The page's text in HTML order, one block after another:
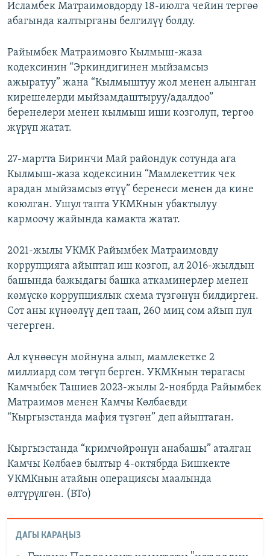
Исламбек Матраимовдорду 18-июлга чейин тергөө
абагында калтырганы белгилүү болду.
Райымбек Матраимовго Кылмыш-жаза
кодексинин “Эркиндигинен мыйзамсыз
ажыратуу” жана “Кылмыштуу жол менен алынган
кирешелерди мыйзамдаштыруу/адалдоо”
беренелери менен кылмыш иши козголуп, тергөө
жүрүп жатат.
27-мартта Биринчи Май райондук сотунда ага
Кылмыш-жаза кодексинин “Мамлекеттик чек
арадан мыйзамсыз өтүү” беренеси менен да кине
коюлган. Ушул тапта УКМКнын убактылуу
кармоочу жайында камакта жатат.
2021-жылы УКМК Райымбек Матраимовду
коррупцияга айыптап иш козгоп, ал 2016-жылдын
башында бажыдагы башка аткаминерлер менен
көмүскө коррупциялык схема түзгөнүн билдирген.
Сот аны күнөөлүү деп таап, 260 миң сом айып пул
чегерген.
Ал күнөөсүн мойнуна алып, мамлекетке 2
миллиард сом төгүп берген. УКМКнын төрагасы
Камчыбек Ташиев 2023-жылы 2-ноябрда Райымбек
Матраимов менен Камчы Көлбаевди
“Кыргызстанда мафия түзгөн” деп айыптаган.
Кыргызстанда “кримчөйрөнүн анабашы” аталган
Камчы Көлбаев былтыр 4-октябрда Бишкекте
УКМКнын атайын операциясы маалында
өлтүрүлгөн. (BTo)
ДАГЫ КАРАҢЫЗ